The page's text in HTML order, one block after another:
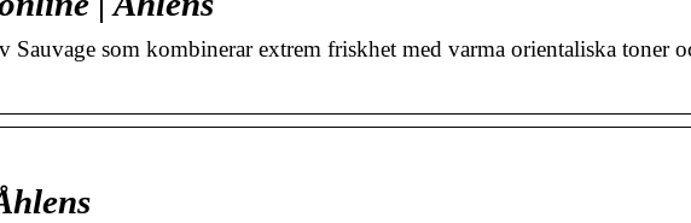
som kombinerar extrem friskhet med varma orientaliska toner